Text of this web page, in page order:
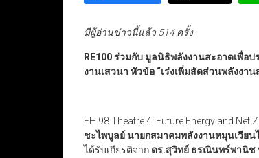
มีผู้อ่านข่าวนี้แล้ว 514 ครั้ง
RE100 ร่วมกับ มูลนิธิพลังงานสะอาดเพื่
งานเสวนา หัวข้อ “เร่งเพิ่มสัดส่วนพลังงา
EH 98 Theatre 4: Future Energy and
ชะไพบูลย์ นายกสมาคมพลังงานหมุนเวียน
ได้รับเกียรติจาก ดร.สุวิทย์ ธรณินทร์พานิช